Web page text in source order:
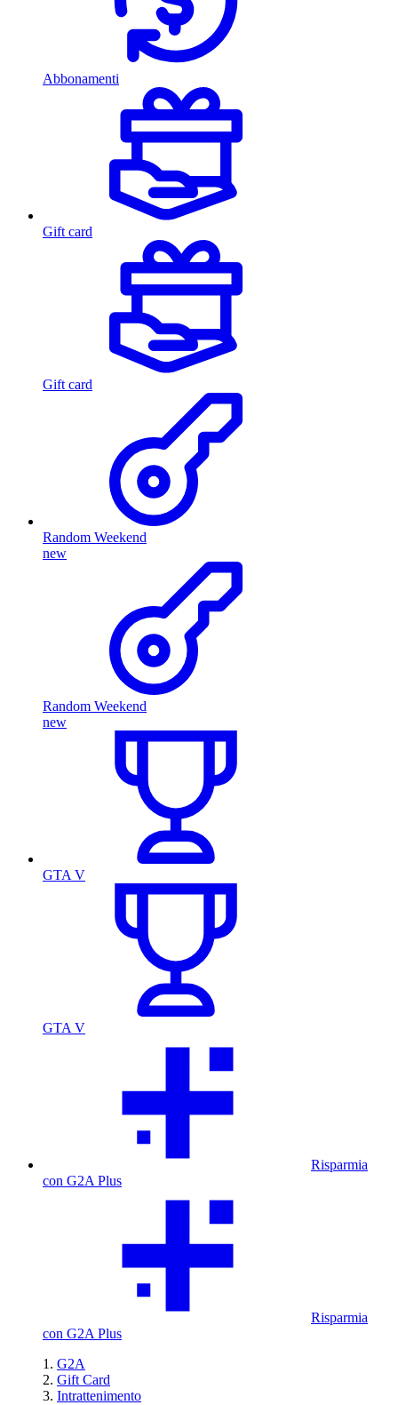
Abbonamenti
Gift card
Gift card
Random Weekend
new
Random Weekend
new
GTA V
GTA V
Risparmia
con G2A Plus
Risparmia
con G2A Plus
G2A
Gift Card
Intrattenimento